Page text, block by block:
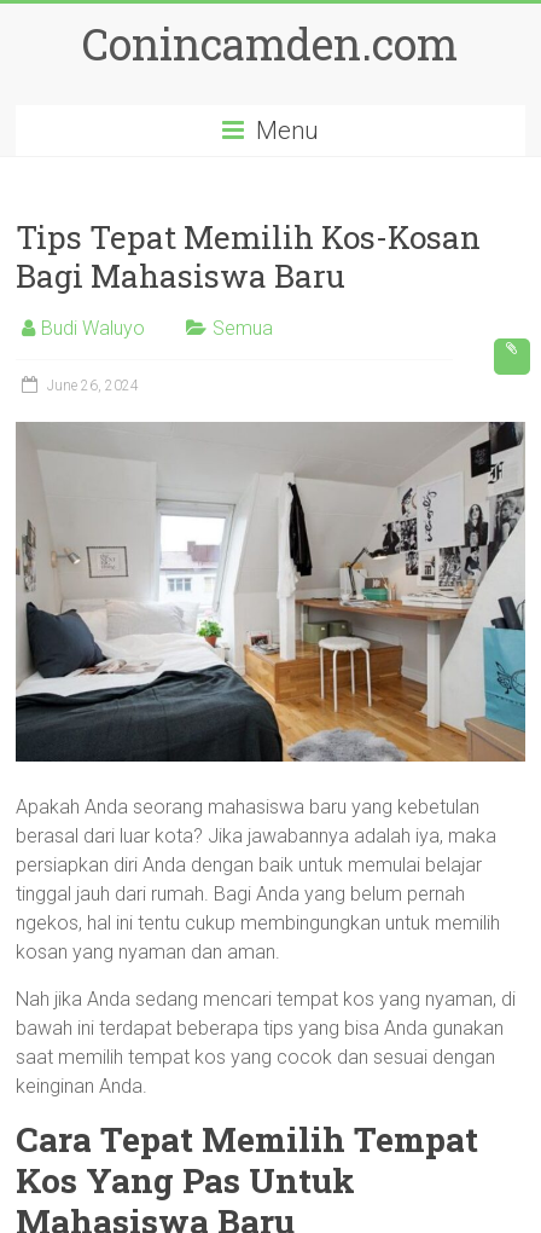
Conincamden.com
Menu
Tips Tepat Memilih Kos-Kosan
Bagi Mahasiswa Baru
Budi Waluyo Semua
June 26, 2024
Apakah Anda seorang mahasiswa baru yang kebetulan
berasal dari luar kota? Jika jawabannya adalah iya, maka
persiapkan diri Anda dengan baik untuk memulai belajar
tinggal jauh dari rumah. Bagi Anda yang belum pernah
ngekos, hal ini tentu cukup membingungkan untuk memilih
kosan yang nyaman dan aman.
Nah jika Anda sedang mencari tempat kos yang nyaman, di
bawah ini terdapat beberapa tips yang bisa Anda gunakan
saat memilih tempat kos yang cocok dan sesuai dengan
keinginan Anda.
Cara Tepat Memilih Tempat
Kos Yang Pas Untuk
Mahasiswa Baru